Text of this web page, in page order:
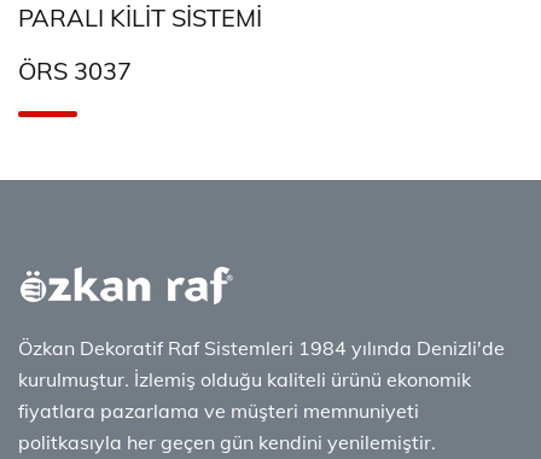
PARALI KILIT SISTEMI
ÖRS 3037
Özkan Dekoratif Raf Sistemleri 1984 yılında Denizli'de
kurulmuştur. İzlemiş olduğu kaliteli ürünü ekonomik
fiyatlara pazarlama ve müşteri memnuniyeti
politkasıyla her geçen gün kendini yenilemiştir.